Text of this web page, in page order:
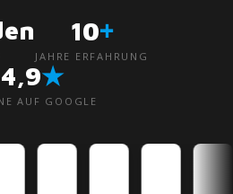
10+
JAHRE ERFAHRUNG
4,9★
AUF GOOGLE